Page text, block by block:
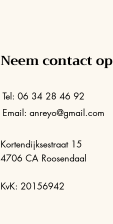
Neem contact op
Tel: 06 34 28 46 92
Email: anreyo@gmail.com
Kortendijksestraat 15
4706 CA Roosendaal
KvK: 20156942